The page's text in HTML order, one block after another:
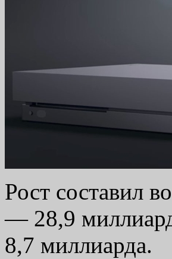
Рост составил
— 28,9
8,7 миллиарда.